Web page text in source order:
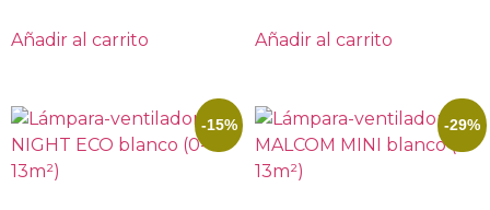
Añadir al carrito Añadir al carrito
-15% -29%